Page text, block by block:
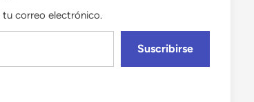
tu correo electrónico.
Suscribirse